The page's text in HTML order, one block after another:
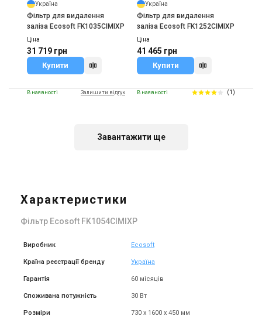
Україна
Фільтр для видалення
заліза Ecosoft FK1035CIMIXP
Ціна
31 719 грн
Купити
Україна
Фільтр для видалення
заліза Ecosoft FK1252CIMIXP
Ціна
41 465 грн
Купити
В наявності Залишити відгук
Ціна
45 629 грн
Купити
В наявності (1)
Завантажити ще
Характеристики
Фільтр Ecosoft FK1054CIMIXP
Виробник Ecosoft
Країна реєстрації бренду Україна
Гарантія 60 місяців
Споживана потужність 30 Вт
Розміри 730 х 1600 х 450 мм